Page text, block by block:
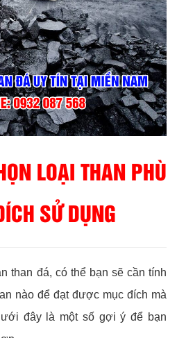
LOẠI THAN PHÙ
SỬ DỤNG
than đá, có thể bạn sẽ cần tính
nào để đạt được mục đích mà
đây là một số gợi ý để bạn